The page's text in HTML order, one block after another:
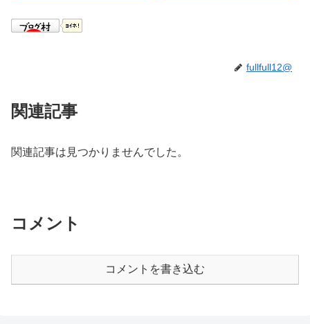
fullfull12@
関連記事
関連記事は見つかりませんでした。
コメント
コメントを書き込む